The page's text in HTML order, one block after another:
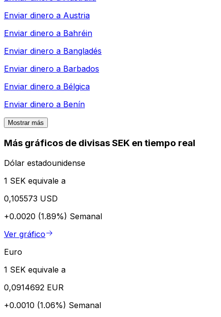
Enviar dinero a Austria
Enviar dinero a Bahréin
Enviar dinero a Bangladés
Enviar dinero a Barbados
Enviar dinero a Bélgica
Enviar dinero a Benín
Mostrar más
Más gráficos de divisas SEK en tiempo real
Dólar estadounidense
1 SEK equivale a
0,105573 USD
+0.0020 (1.89%) Semanal
Ver gráfico
Euro
1 SEK equivale a
0,0914692 EUR
+0.0010 (1.06%) Semanal